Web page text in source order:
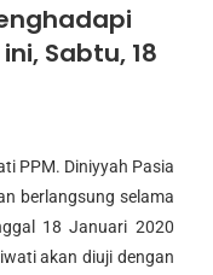
Sabtu, 18
PPM. Diniyyah Pasia
berlangsung selama
18 Januari 2020
akan diuji dengan